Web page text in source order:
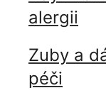
alergii
Zuby a
péči